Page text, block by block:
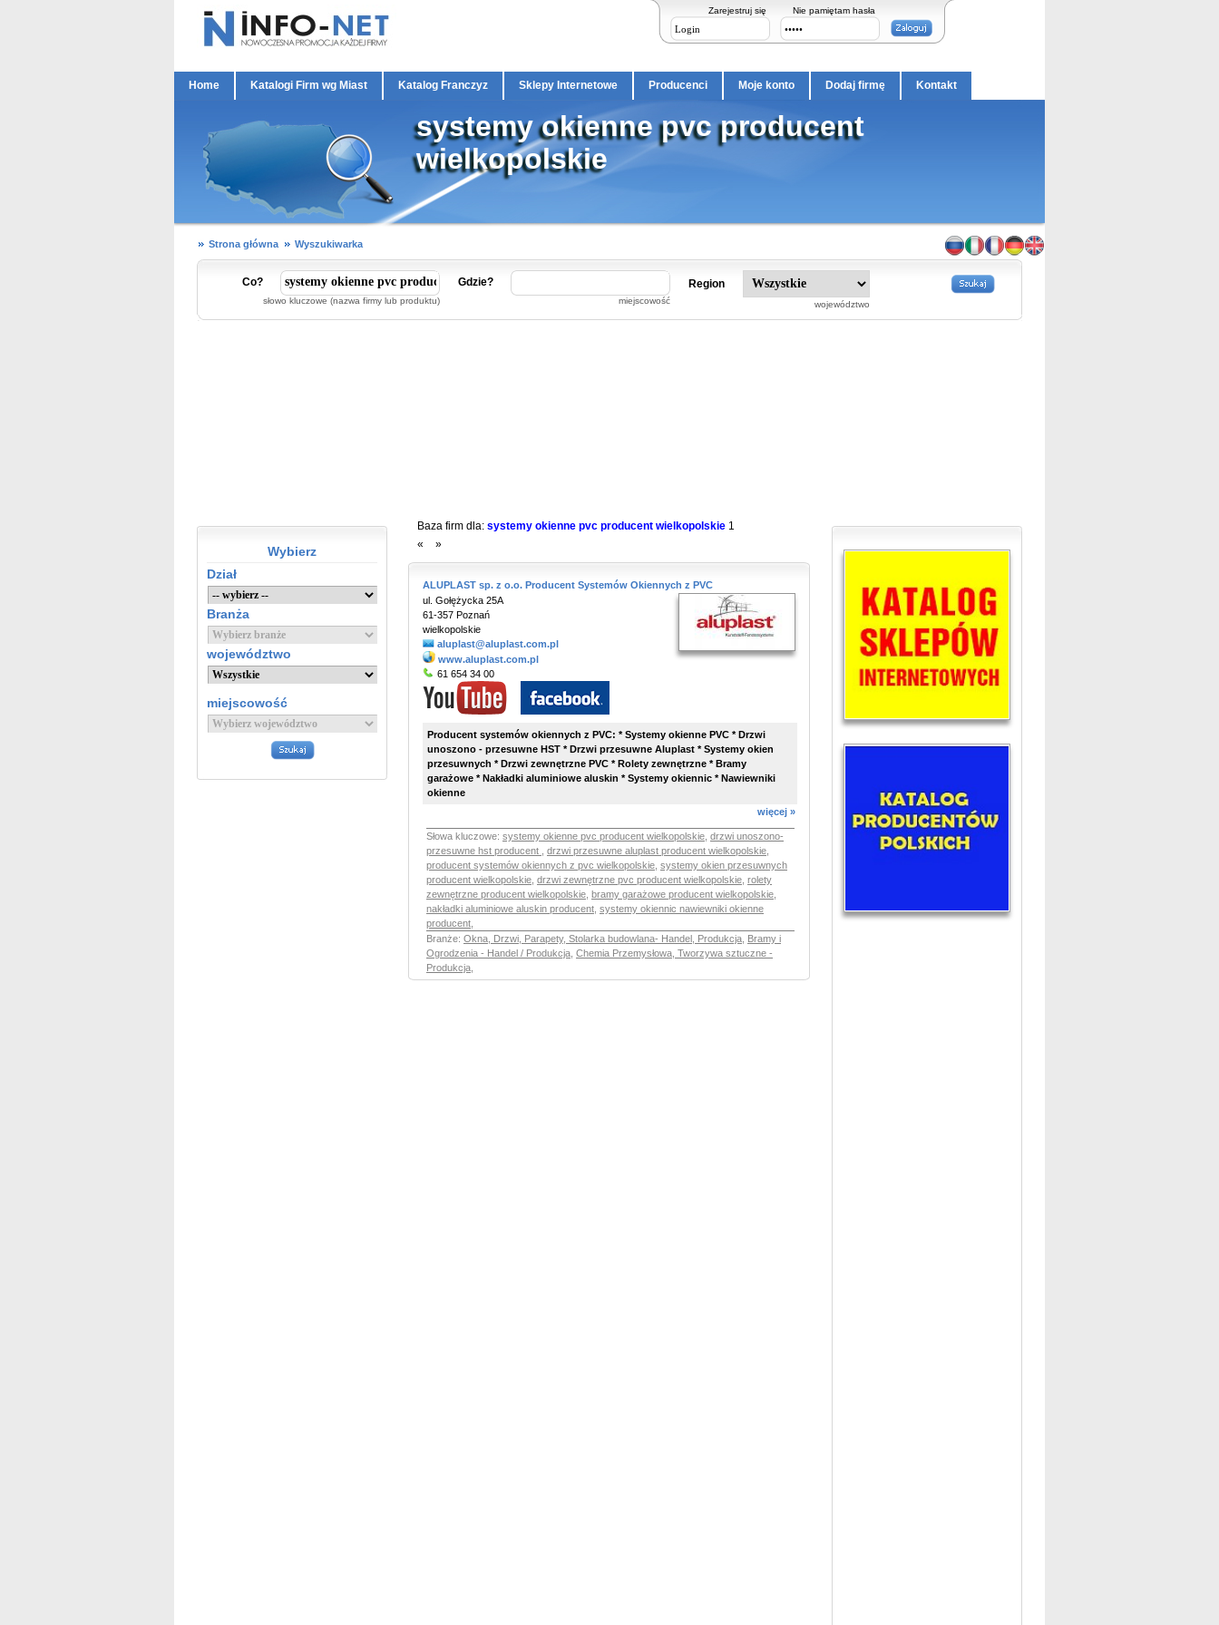
Zarejestruj się Nie pamiętam hasła
Home Katalogi Firm wg Miast Katalog Franczyz Sklepy Internetowe Producenci Moje konto Dodaj firmę Kontakt
systemy okienne pvc producent
wielkopolskie
Strona główna Wyszukiwarka
Co?
słowo kluczowe (nazwa firmy lub produktu)
Gdzie?
miejscowość
Region
województwo
Wybierz
Dział
Branża
województwo
miejscowość
Baza firm dla: systemy okienne pvc producent wielkopolskie 1
«
»
ALUPLAST sp. z o.o. Producent Systemów Okiennych z PVC
ul. Gołężycka 25A
61-357 Poznań
wielkopolskie
aluplast@aluplast.com.pl
www.aluplast.com.pl
61 654 34 00
Producent systemów okiennych z PVC: * Systemy okienne PVC * Drzwi
unoszono - przesuwne HST * Drzwi przesuwne Aluplast * Systemy okien
przesuwnych * Drzwi zewnętrzne PVC * Rolety zewnętrzne * Bramy
garażowe * Nakładki aluminiowe aluskin * Systemy okiennic * Nawiewniki
okienne
więcej »
Słowa kluczowe: systemy okienne pvc producent wielkopolskie drzwi unoszono-
przesuwne hst producent
drzwi przesuwne aluplast producent wielkopolskie
producent systemów okiennych z pvc wielkopolskie systemy okien przesuwnych
producent wielkopolskie drzwi zewnętrzne pvc producent wielkopolskie rolety
zewnętrzne producent wielkopolskie bramy garażowe producent wielkopolskie
nakładki aluminiowe aluskin producent systemy okiennic nawiewniki okienne
producent
Branże: Okna, Drzwi, Parapety, Stolarka budowlana- Handel, Produkcja Bramy i
Ogrodzenia - Handel / Produkcja Chemia Przemysłowa, Tworzywa sztuczne -
Produkcja